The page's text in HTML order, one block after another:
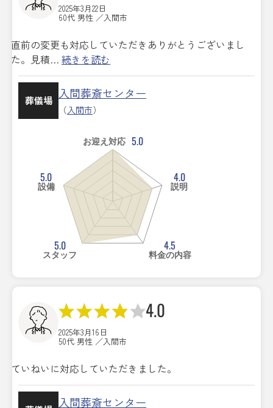
2025年3月22日
60代 男性 ／入間市
直前の変更も対応していただきありがとうございまし
た。見積… 続きを読む
葬儀場 入間葬斎センター
（入間市）
お迎え対応 5.0
4.0
説明
4.5
料金の内容
5.0
スタッフ
5.0
設備
4.0
2025年3月16日
50代 男性 ／入間市
ていねいに対応していただきました。
入間葬斎センター